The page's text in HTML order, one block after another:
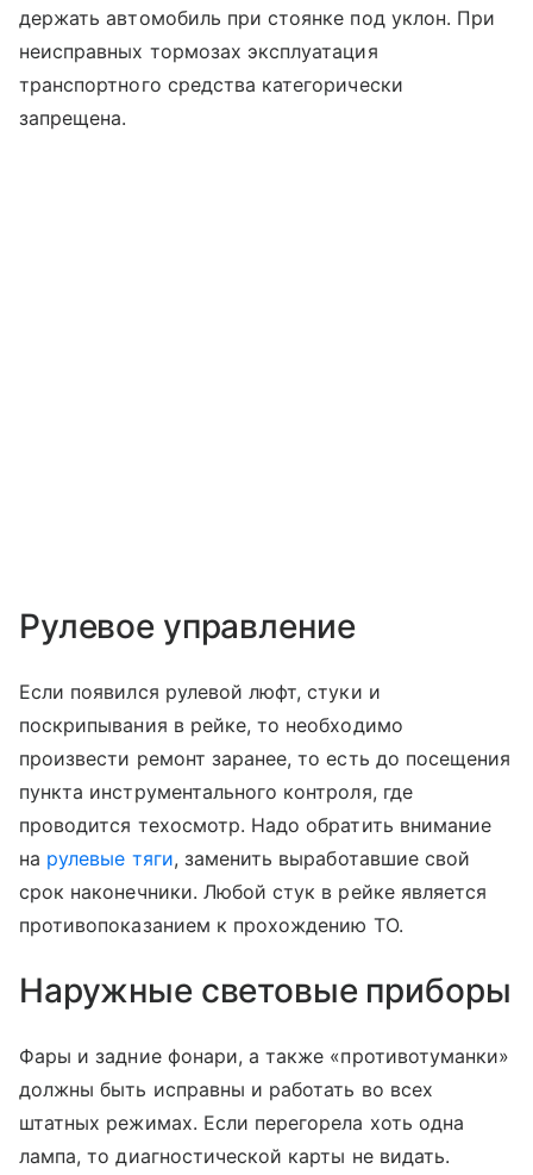
держать автомобиль при стоянке под уклон. При
неисправных тормозах эксплуатация
транспортного средства категорически
запрещена.
Рулевое управление
Если появился рулевой люфт, стуки и
поскрипывания в рейке, то необходимо
произвести ремонт заранее, то есть до посещения
пункта инструментального контроля, где
проводится техосмотр. Надо обратить внимание
на рулевые тяги, заменить выработавшие свой
срок наконечники. Любой стук в рейке является
противопоказанием к прохождению ТО.
Наружные световые приборы
Фары и задние фонари, а также «противотуманки»
должны быть исправны и работать во всех
штатных режимах. Если перегорела хоть одна
лампа, то диагностической карты не видать.